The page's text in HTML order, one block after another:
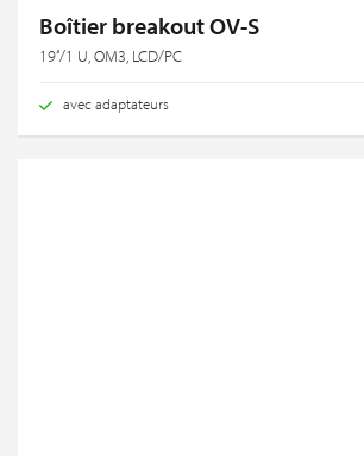
Boîtier breakout OV-S
19‘‘/1 U, OM3, LCD/PC
avec adaptateurs